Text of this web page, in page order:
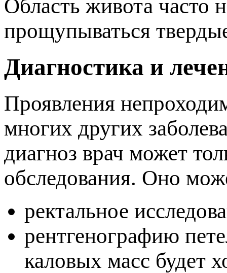
Область живота часто
рощупываться
Диагностика и
Проявления
многих других
диагноз врач может
обследования. Оно
ректальное
рентгенографию
каловых масс будет